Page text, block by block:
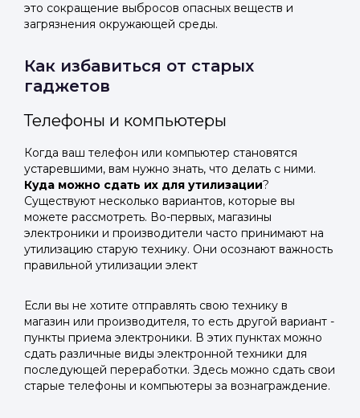
это сокращение выбросов опасных веществ и
загрязнения окружающей среды.
Как избавиться от старых
гаджетов
Телефоны и компьютеры
Когда ваш телефон или компьютер становятся
устаревшими, вам нужно знать, что делать с ними.
Куда можно сдать их для утилизации?
Существуют несколько вариантов, которые вы
можете рассмотреть. Во-первых, магазины
электроники и производители часто принимают на
утилизацию старую технику. Они осознают важность
правильной утилизации элект
Если вы не хотите отправлять свою технику в
магазин или производителя, то есть другой вариант -
пункты приема электроники. В этих пунктах можно
сдать различные виды электронной техники для
последующей переработки. Здесь можно сдать свои
старые телефоны и компьютеры за вознаграждение.